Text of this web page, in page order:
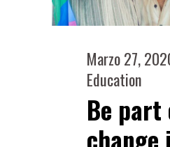
Marzo 27,
Education
Be part
change